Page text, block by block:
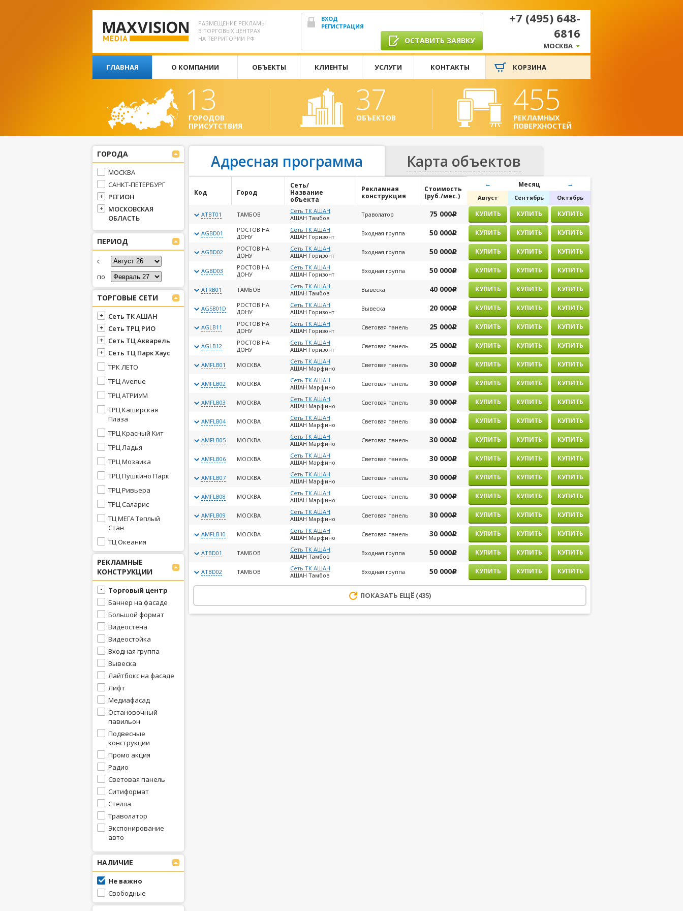
РАЗМЕЩЕНИЕ РЕКЛАМЫ
В ТОРГОВЫХ ЦЕНТРАХ
НА ТЕРРИТОРИИ РФ
ВХОД
РЕГИСТРАЦИЯ
ОСТАВИТЬ ЗАЯВКУ
+7 (495) 648-
6816
МОСКВА
ГЛАВНАЯ О КОМПАНИИ ОБЪЕКТЫ КЛИЕНТЫ УСЛУГИ КОНТАКТЫ КОРЗИНА
13
ГОРОДОВ
ПРИСУТСТВИЯ
37
ОБЪЕКТОВ 455
РЕКЛАМНЫХ
ПОВЕРХНОСТЕЙ
ГОРОДА
МОСКВА
САНКТ-ПЕТЕРБУРГ
РЕГИОН
МОСКОВСКАЯ
ОБЛАСТЬ
ПЕРИОД
с
по
ТОРГОВЫЕ СЕТИ
Сеть ТК АШАН
Сеть ТРЦ РИО
Сеть ТЦ Акварель
Сеть ТЦ Парк Хаус
ТРК ЛЕТО
ТРЦ Avenue
ТРЦ АТРИУМ
ТРЦ Каширская
Плаза
ТРЦ Красный Кит
ТРЦ Ладья
ТРЦ Мозаика
ТРЦ Пушкино Парк
ТРЦ Ривьера
ТРЦ Саларис
ТЦ МЕГА Теплый
Стан
ТЦ Океания
РЕКЛАМНЫЕ
КОНСТРУКЦИИ
Торговый центр
Баннер на фасаде
Большой формат
Видеостена
Видеостойка
Входная группа
Вывеска
Лайтбокс на фасаде
Лифт
Медиафасад
Остановочный
павильон
Подвесные
конструкции
Промо акция
Радио
Световая панель
Ситиформат
Стелла
Траволатор
Экспонирование
авто
НАЛИЧИЕ
Не важно
Свободные
Адресная программа Карта объектов
Код Город
Сеть/
Название
объекта
Рекламная
конструкция
Стоимость
(руб./мес.)
← Месяц →
Август Сентябрь Октябрь
ATBT01 ТАМБОВ
Сеть ТК АШАН
АШАН Тамбов
Траволатор 75 000j
AGBD01
РОСТОВ НА
ДОНУ
Сеть ТК АШАН
АШАН Горизонт
Входная группа 50 000j
AGBD02
РОСТОВ НА
ДОНУ
Сеть ТК АШАН
АШАН Горизонт
Входная группа 50 000j
AGBD03
РОСТОВ НА
ДОНУ
Сеть ТК АШАН
АШАН Горизонт
Входная группа 50 000j
ATRB01 ТАМБОВ
Сеть ТК АШАН
АШАН Тамбов
Вывеска 40 000j
AGSB01D
РОСТОВ НА
ДОНУ
Сеть ТК АШАН
АШАН Горизонт
Вывеска 20 000j
AGLB11
РОСТОВ НА
ДОНУ
Сеть ТК АШАН
АШАН Горизонт
Световая панель 25 000j
AGLB12
РОСТОВ НА
ДОНУ
Сеть ТК АШАН
АШАН Горизонт
Световая панель 25 000j
AMFLB01 МОСКВА
Сеть ТК АШАН
АШАН Марфино
Световая панель 30 000j
AMFLB02 МОСКВА
Сеть ТК АШАН
АШАН Марфино
Световая панель 30 000j
AMFLB03 МОСКВА
Сеть ТК АШАН
АШАН Марфино
Световая панель 30 000j
AMFLB04 МОСКВА
Сеть ТК АШАН
АШАН Марфино
Световая панель 30 000j
AMFLB05 МОСКВА
Сеть ТК АШАН
АШАН Марфино
Световая панель 30 000j
AMFLB06 МОСКВА
Сеть ТК АШАН
АШАН Марфино
Световая панель 30 000j
AMFLB07 МОСКВА
Сеть ТК АШАН
АШАН Марфино
Световая панель 30 000j
AMFLB08 МОСКВА
Сеть ТК АШАН
АШАН Марфино
Световая панель 30 000j
AMFLB09 МОСКВА
Сеть ТК АШАН
АШАН Марфино
Световая панель 30 000j
AMFLB10 МОСКВА
Сеть ТК АШАН
АШАН Марфино
Световая панель 30 000j
ATBD01 ТАМБОВ
Сеть ТК АШАН
АШАН Тамбов
Входная группа 50 000j
ATBD02 ТАМБОВ
Сеть ТК АШАН
АШАН Тамбов
Входная группа 50 000j
ПОКАЗАТЬ ЕЩЁ (435)